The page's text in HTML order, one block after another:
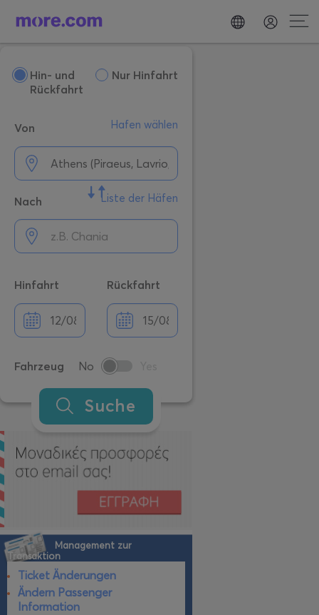
Hin- und
Rückfahrt
Nur Hinfahrt
Von Hafen wählen
Nach Liste der Häfen
Hinfahrt Rückfahrt
Fahrzeug No
Suche
Management zur
Transaktion
Ticket Änderungen
Ändern Passenger
Information